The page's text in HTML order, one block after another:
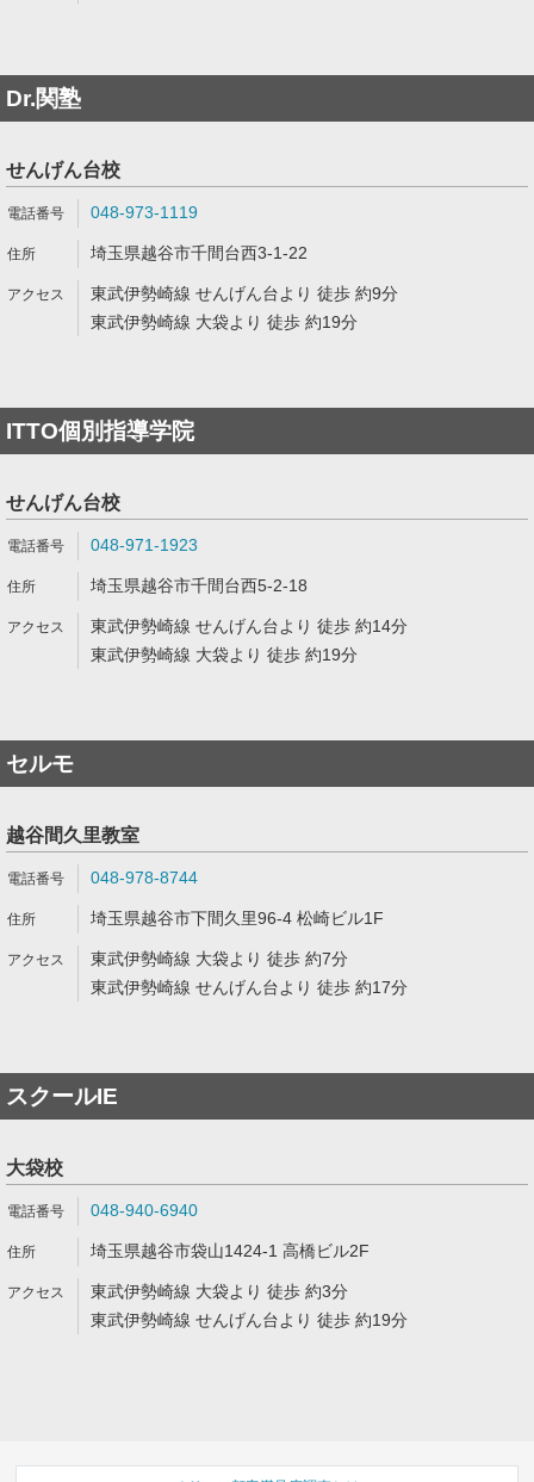
Dr.関塾
せんげん台校
048-973-1119
埼玉県越谷市千間台西3-1-22
東武伊勢崎線 せんげん台より 徒歩 約9分
東武伊勢崎線 大袋より 徒歩 約19分
ITTO個別指導学院
せんげん台校
048-971-1923
埼玉県越谷市千間台西5-2-18
東武伊勢崎線 せんげん台より 徒歩 約14分
東武伊勢崎線 大袋より 徒歩 約19分
セルモ
越谷間久里教室
048-978-8744
埼玉県越谷市下間久里96-4 松崎ビル1F
東武伊勢崎線 大袋より 徒歩 約7分
東武伊勢崎線 せんげん台より 徒歩 約17分
スクールIE
大袋校
048-940-6940
埼玉県越谷市袋山1424-1 高橋ビル2F
東武伊勢崎線 大袋より 徒歩 約3分
東武伊勢崎線 せんげん台より 徒歩 約19分